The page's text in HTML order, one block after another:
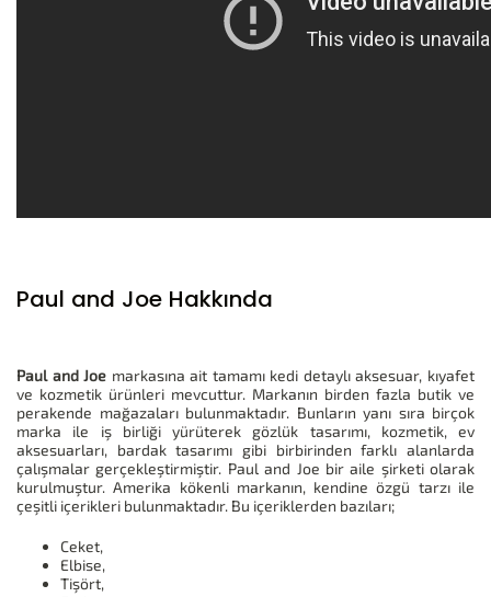
Paul and Joe Hakkında
Paul and Joe markasına ait tamamı kedi detaylı aksesuar, kıyafet
ve kozmetik ürünleri mevcuttur. Markanın birden fazla butik ve
perakende mağazaları bulunmaktadır. Bunların yanı sıra birçok
marka ile iş birliği yürüterek gözlük tasarımı, kozmetik, ev
aksesuarları, bardak tasarımı gibi birbirinden farklı alanlarda
çalışmalar gerçekleştirmiştir. Paul and Joe bir aile şirketi olarak
kurulmuştur. Amerika kökenli markanın, kendine özgü tarzı ile
çeşitli içerikleri bulunmaktadır. Bu içeriklerden bazıları;
Ceket,
Elbise,
Tişört,